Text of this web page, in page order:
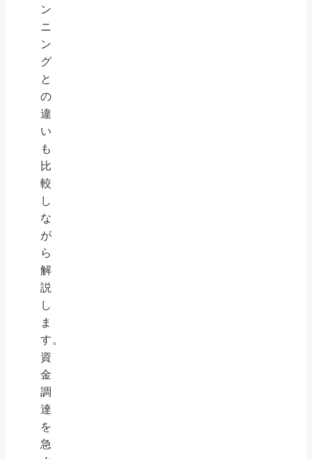
ン
ニ
ン
グ
と
の
違
い
も
比
較
し
な
が
ら
解
説
し
ま
す。
資
金
調
達
を
急